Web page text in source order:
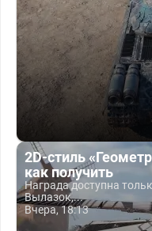
2D-стиль
как получить
Награда доступна
Вылазок,...
Вчера, 18:13